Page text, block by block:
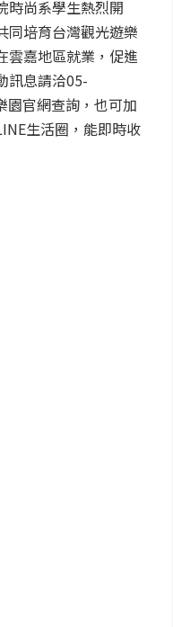
時尚系學生熱烈開
同培育台灣觀光遊樂
雲嘉地區就業，促進
訊息請洽05-
園官網查詢，也可加
生活圈，能即時收